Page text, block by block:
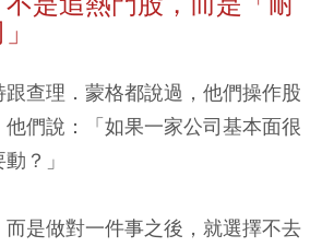
查理．蒙格都說過，他們操作股
們說：「如果一家公司基本面很
？」
是做對一件事之後，就選擇不去